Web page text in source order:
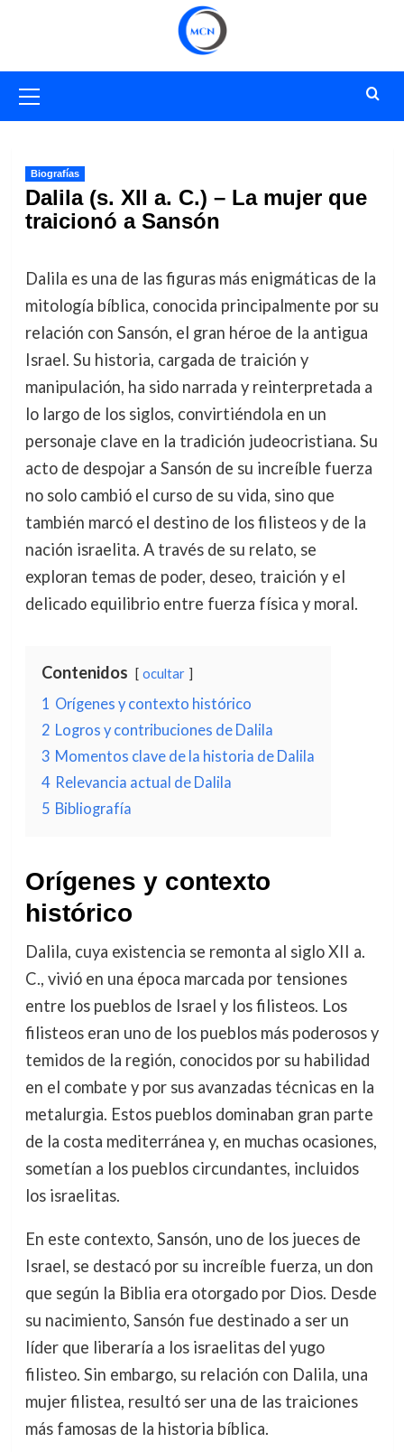
primario
Biografías
Dalila (s. XII a. C.) – La mujer que
traicionó a Sansón
Dalila es una de las figuras más enigmáticas de la
mitología bíblica, conocida principalmente por su
relación con Sansón, el gran héroe de la antigua
Israel. Su historia, cargada de traición y
manipulación, ha sido narrada y reinterpretada a
lo largo de los siglos, convirtiéndola en un
personaje clave en la tradición judeocristiana. Su
acto de despojar a Sansón de su increíble fuerza
no solo cambió el curso de su vida, sino que
también marcó el destino de los filisteos y de la
nación israelita. A través de su relato, se
exploran temas de poder, deseo, traición y el
delicado equilibrio entre fuerza física y moral.
Contenidos ocultar
1 Orígenes y contexto histórico
2 Logros y contribuciones de Dalila
3 Momentos clave de la historia de Dalila
4 Relevancia actual de Dalila
5 Bibliografía
Orígenes y contexto
histórico
Dalila, cuya existencia se remonta al siglo XII a.
C., vivió en una época marcada por tensiones
entre los pueblos de Israel y los filisteos. Los
filisteos eran uno de los pueblos más poderosos y
temidos de la región, conocidos por su habilidad
en el combate y por sus avanzadas técnicas en la
metalurgia. Estos pueblos dominaban gran parte
de la costa mediterránea y, en muchas ocasiones,
sometían a los pueblos circundantes, incluidos
los israelitas.
En este contexto, Sansón, uno de los jueces de
Israel, se destacó por su increíble fuerza, un don
que según la Biblia era otorgado por Dios. Desde
su nacimiento, Sansón fue destinado a ser un
líder que liberaría a los israelitas del yugo
filisteo. Sin embargo, su relación con Dalila, una
mujer filistea, resultó ser una de las traiciones
más famosas de la historia bíblica.